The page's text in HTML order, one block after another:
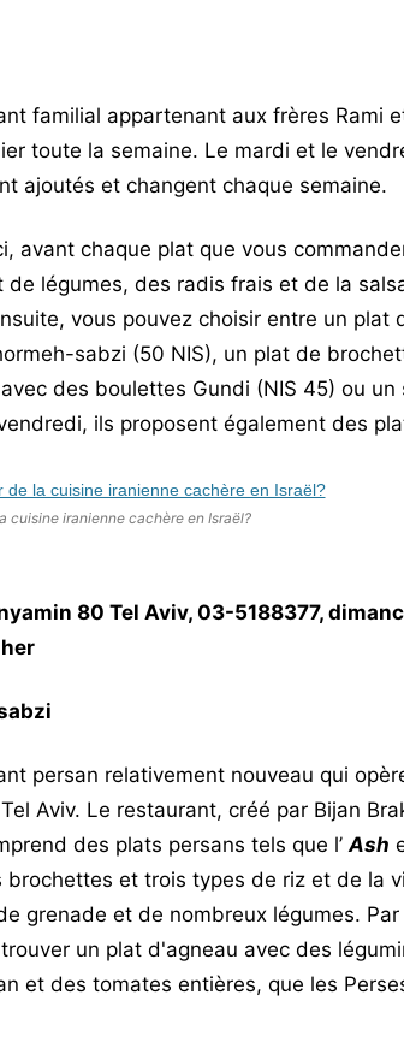
familial appartenant aux frères Rami
toute la semaine. Le mardi et le
ajoutés et changent chaque semaine.
avant chaque plat que vous
de légumes, des radis frais et de la
vous pouvez choisir entre un plat
sabzi (50 NIS), un plat de
des boulettes Gundi (NIS 45) ou
ils proposent également des
cuisine iranienne cachère en Israël?
80 Tel Aviv, 03-5188377,
persan relativement nouveau qui
Aviv. Le restaurant, créé par Bijan
des plats persans tels que l’Ash
brochettes et trois types de riz et de la
grenade et de nombreux légumes.
un plat d'agneau avec des
et des tomates entières, que les